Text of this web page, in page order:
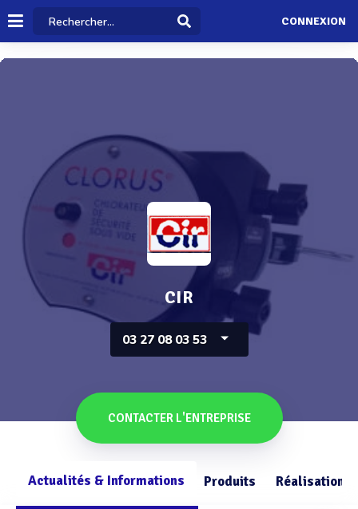
CONNEXION
CIR
03 27 08 03 53
CONTACTER L'ENTREPRISE
Actualités & Informations Produits Réalisations